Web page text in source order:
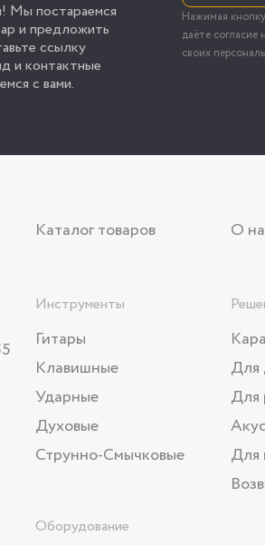
Мы постараемся
и предложить
ссылку
и контактные
с вами.
Нажимая
даёте согласие
своих
Каталог товаров О
Инструменты
Гитары
Клавишные
Ударные
Духовые
Струнно-Смычковые
Оборудование
Для
Для
Для